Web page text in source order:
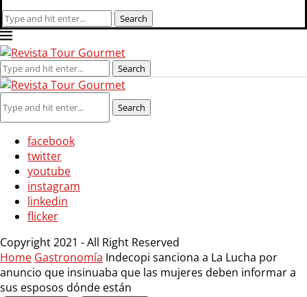
Search
facebook
twitter
youtube
instagram
linkedin
flicker
Copyright 2021 - All Right Reserved
Home Gastronomía Indecopi sanciona a La Lucha por
anuncio que insinuaba que las mujeres deben informar a
sus esposos dónde están